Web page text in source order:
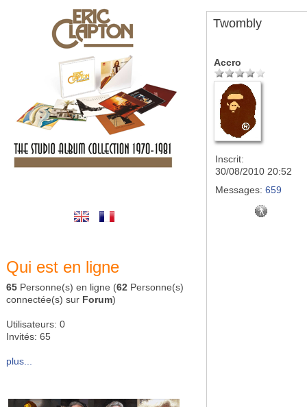
Qui est en ligne
65 Personne(s) en ligne (62 Personne(s)
connectée(s) sur Forum)
Utilisateurs: 0
Invités: 65
plus...
Twombly
Accro
Inscrit:
30/08/2010 20:52
Messages: 659